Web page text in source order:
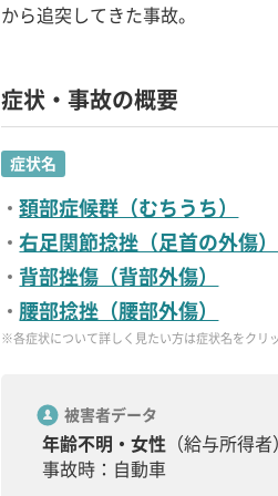
から追突してきた事故。
症状・事故の概要
症状名
頚部症候群（むちうち）
右足関節捻挫（足首の外傷）
背部挫傷（背部外傷）
腰部捻挫（腰部外傷）
※各症状について詳しく見たい方は症状名をクリ
被害者データ
年齢不明・女性 （給与所得者
事故時：自動車